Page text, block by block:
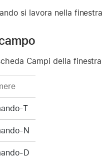
si lavora nella
Campi della
T
N
D